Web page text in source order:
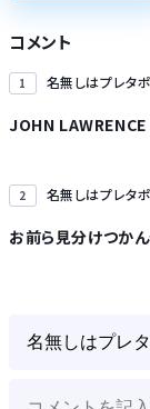
コメント
1 名無しはプレタ
JOHN
2 名無しはプレタ
お前ら見分けつか